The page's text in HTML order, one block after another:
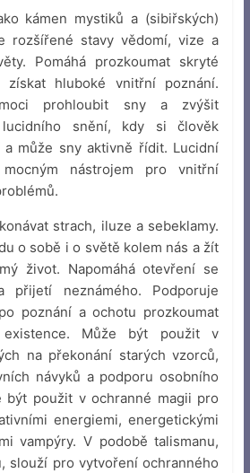
kámen mystiků a (sibiřských)
rozšířené stavy vědomí, vize a
Pomáhá prozkoumat skryté
hluboké vnitřní poznání.
prohloubit sny a zvýšit
lucidního snění, kdy si člověk
a může sny aktivně řídit. Lucidní
nástrojem pro vnitřní
strach, iluze a sebeklamy.
o sobě i o světě kolem nás a žít
život. Napomáhá otevření se
přijetí neznámého. Podporuje
poznání a ochotu prozkoumat
existence. Může být použit v
na překonání starých vzorců,
návyků a podporu osobního
být použit v ochranné magii pro
energiemi, energetickými
vampýry. V podobě talismanu,
slouží pro vytvoření ochranného